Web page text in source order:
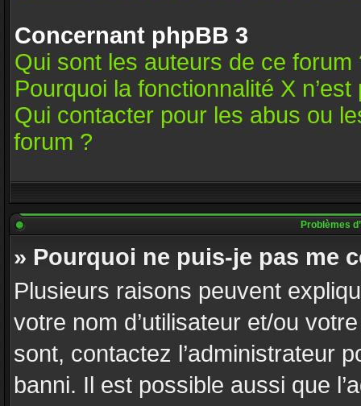
Concernant phpBB 3
Qui sont les auteurs de ce forum
Pourquoi la fonctionnalité X
Qui contacter pour les abus ou
forum ?
Problèmes
» Pourquoi ne puis-je pas me
Plusieurs raisons peuvent
votre nom d’utilisateur et/ou
sont, contactez l’administrateur
banni. Il est possible aussi que